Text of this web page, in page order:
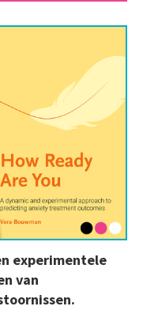
experimentele
van